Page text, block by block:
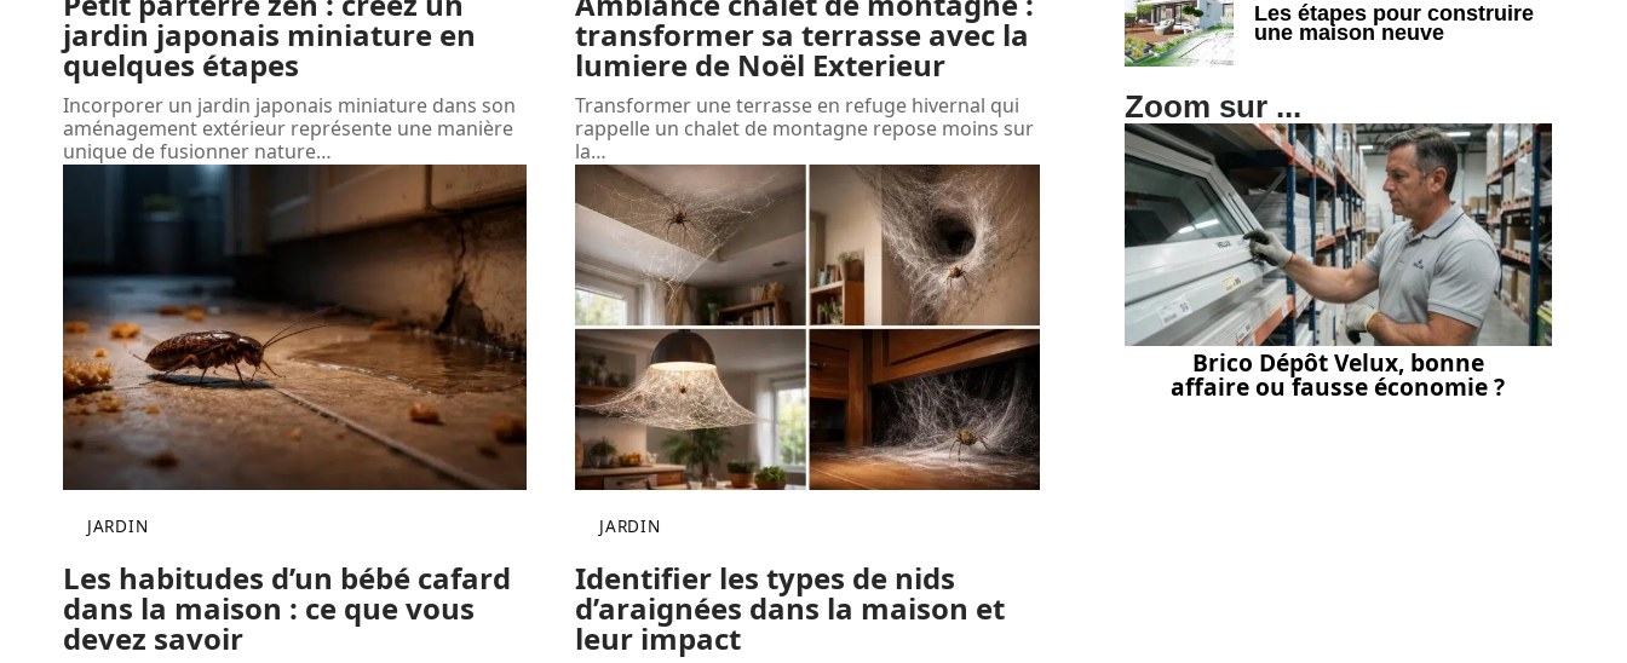
jardin japonais miniature en
quelques étapes
Incorporer un jardin japonais miniature dans son
aménagement extérieur représente une manière
unique de fusionner nature…
transformer sa terrasse avec la
lumiere de Noël Exterieur
Transformer une terrasse en refuge hivernal qui
rappelle un chalet de montagne repose moins sur
la…
JARDIN
Les habitudes d’un bébé cafard
dans la maison : ce que vous
devez savoir
JARDIN
Identifier les types de nids
d’araignées dans la maison et
leur impact
Les étapes pour construire
une maison neuve
Zoom sur ...
Brico Dépôt Velux, bonne
affaire ou fausse économie ?